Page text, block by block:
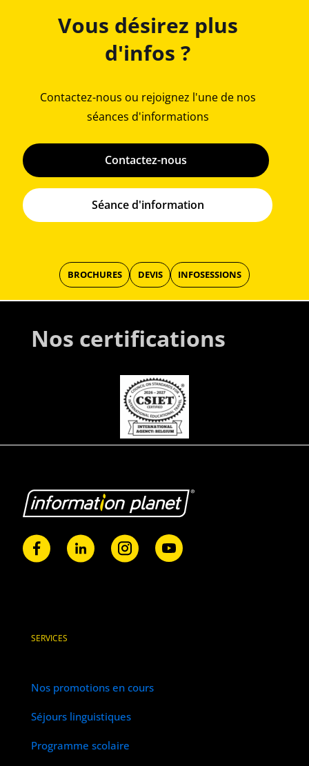
Vous désirez plus
d'infos ?
Contactez-nous ou rejoignez l'une de nos
séances d'informations
Contactez-nous
Séance d'information
BROCHURES DEVIS INFOSESSIONS
Nos certifications
SERVICES
Nos promotions en cours
Séjours linguistiques
Programme scolaire